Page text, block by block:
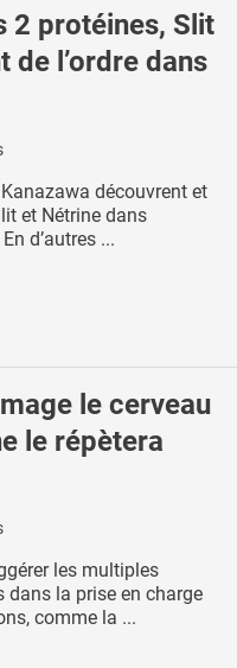
2 protéines, Slit
de l’ordre dans
découvrent et
et Nétrine dans
d’autres ...
le cerveau
le répètera
les multiples
la prise en charge
comme la ...